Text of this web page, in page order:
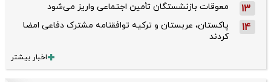
13 معوقات بازنشستگان تأمین اجتماعی واریز می‌شود
14
پاکستان، عربستان و ترکیه توافقنامه مشترک دفاعی امضا
کردند
اخبار بیشتر